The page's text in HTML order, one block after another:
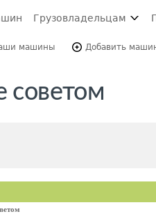
Грузовладельцам
машины Добавить
советом